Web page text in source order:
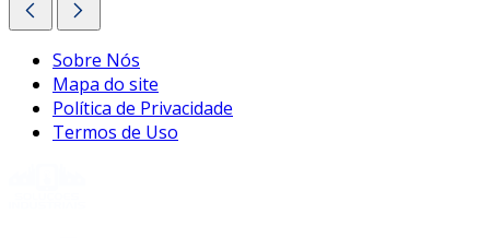
Sobre Nós
Mapa do site
Política de Privacidade
Termos de Uso